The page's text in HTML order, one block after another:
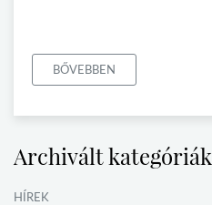
BŐVEBBEN
Archivált kategóriák
HÍREK